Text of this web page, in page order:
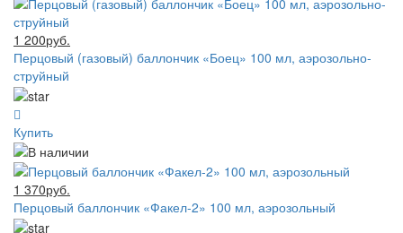
1 200руб.
Перцовый (газовый) баллончик «Боец» 100 мл, аэрозольно-
струйный
Купить
1 370руб.
Перцовый баллончик «Факел-2» 100 мл, аэрозольный